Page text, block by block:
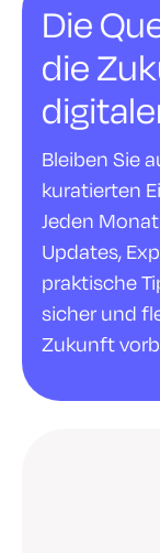
Die
die
Bleiben Sie
kuratierten
Jeden
Updates,
praktische
sicher und
Zukunft